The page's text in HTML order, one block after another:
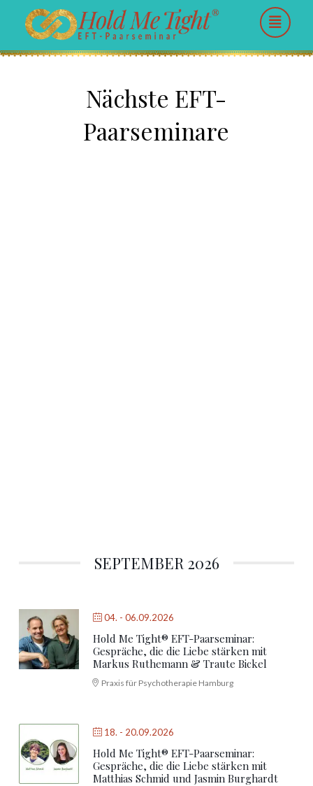
Nächste EFT-
Paarseminare
SEPTEMBER 2026
04. - 06.09.2026
Hold Me Tight® EFT-Paarseminar:
Gespräche, die die Liebe stärken mit
Markus Ruthemann & Traute Bickel
Praxis für Psychotherapie Hamburg
18. - 20.09.2026
Hold Me Tight® EFT-Paarseminar:
Gespräche, die die Liebe stärken mit
Matthias Schmid und Jasmin Burghardt